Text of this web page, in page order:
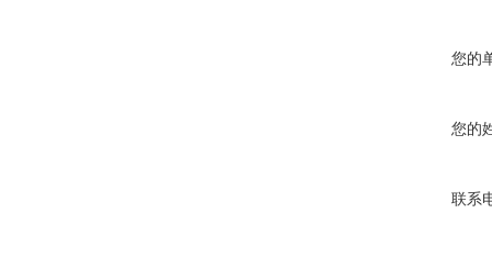
您的
您的
联系